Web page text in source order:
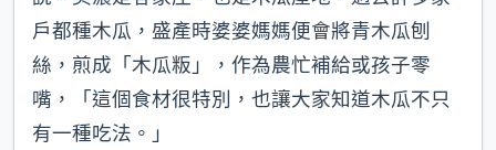
戶都種木瓜，盛產時婆婆媽媽便會將青木瓜刨
絲，煎成「木瓜粄」，作為農忙補給或孩子零
嘴，「這個食材很特別，也讓大家知道木瓜不只
有一種吃法。」